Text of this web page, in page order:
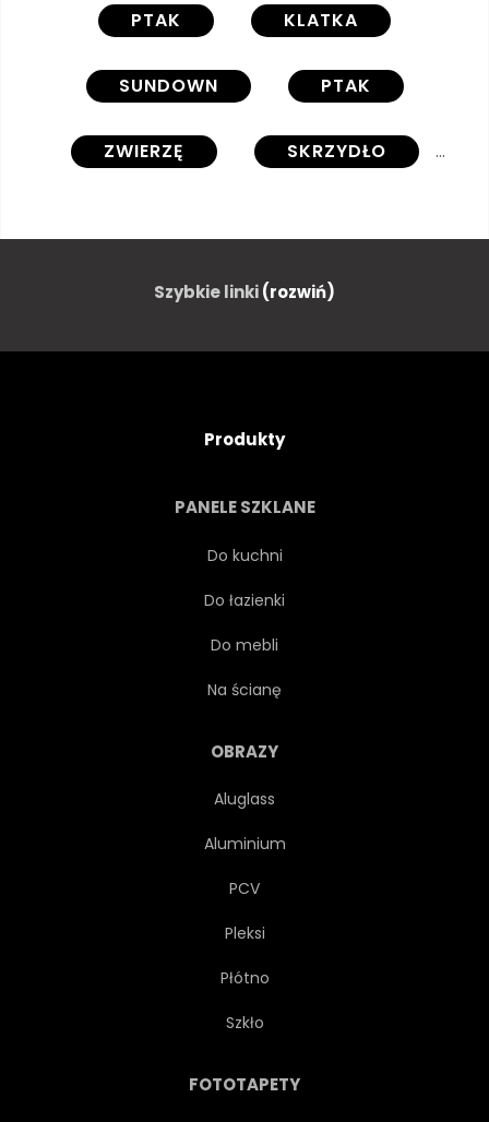
PTAK KLATKA
SUNDOWN PTAK
ZWIERZĘ SKRZYDŁO
DRZEWA GAŁĄŹ
SYLWETKA ILUSTRACJA
Szybkie linki(rozwiń)
Produkty
PANELE SZKLANE
Do kuchni
Do łazienki
Do mebli
Na ścianę
OBRAZY
Aluglass
Aluminium
PCV
Pleksi
Płótno
Szkło
FOTOTAPETY